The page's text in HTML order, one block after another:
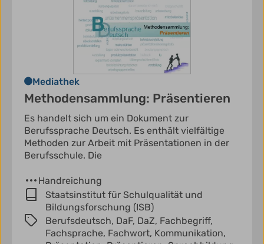
Mediathek
Methodensammlung: Präsentieren
Es handelt sich um ein Dokument zur
Berufssprache Deutsch. Es enthält vielfältige
Methoden zur Arbeit mit Präsentationen in der
Berufsschule. Die
Handreichung
Staatsinstitut für Schulqualität und
Bildungsforschung (ISB)
Berufsdeutsch, DaF, DaZ, Fachbegriff,
Fachsprache, Fachwort, Kommunikation,